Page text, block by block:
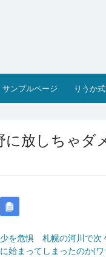
サンプルページ りうか式
に放しちゃダ
を危惧 札幌の河川で次
始まってしまったのか(